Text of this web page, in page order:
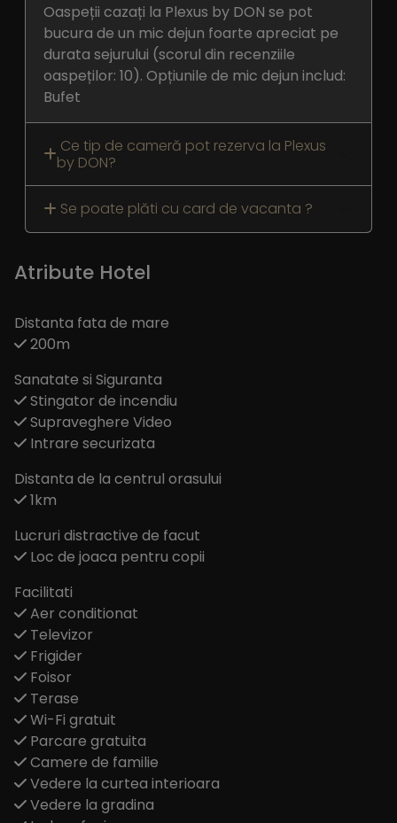
Oaspeții cazați la Plexus by DON se pot
bucura de un mic dejun foarte apreciat pe
durata sejurului (scorul din recenziile
oaspeților: 10). Opțiunile de mic dejun includ:
Bufet
Ce tip de cameră pot rezerva la Plexus
by DON?
Se poate plăti cu card de vacanta ?
Atribute Hotel
Distanta fata de mare
200m
Sanatate si Siguranta
Stingator de incendiu
Supraveghere Video
Intrare securizata
Distanta de la centrul orasului
1km
Lucruri distractive de facut
Loc de joaca pentru copii
Facilitati
Aer conditionat
Televizor
Frigider
Foisor
Terase
Wi-Fi gratuit
Parcare gratuita
Camere de familie
Vedere la curtea interioara
Vedere la gradina